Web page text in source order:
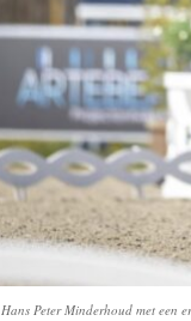
Hans Peter Minderhoud met een